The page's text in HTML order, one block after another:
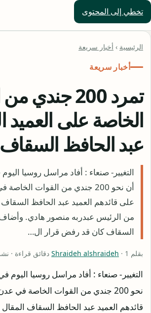
تخطي إلى المحتوى
حلول العالم
الرئيسية › أخبار سريعة
أخبار سريعة
تمرد 200
الخاصة على العميد
عبد الحافظ السقاف
التغيير- صنعاء : أفاد مراسل روسيا
أن نحو 200 جندي من القوات
على قائدهم العميد عبد الحافظ السقاف
من الرئيس عبدربه منصور هادي. وأضاف
السقاف كان قد رفض قرار ال…
بقلم Shraideh alshraideh · 1 دقائق قراءة · نشر 2015-03-11
التغيير- صنعاء : أفاد مراسل روسيا اليوم
نحو 200 جندي من القوات الخاصة في
قائدهم العميد عبد الحافظ السقاف